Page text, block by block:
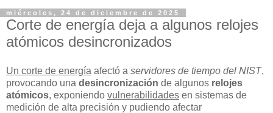
miércoles, 24 de diciembre de 2025
Corte de energía deja a algunos relojes
atómicos desincronizados
Un corte de energía afectó a servidores de tiempo del NIST,
provocando una desincronización de algunos relojes
atómicos, exponiendo vulnerabilidades en sistemas de
medición de alta precisión y pudiendo afectar